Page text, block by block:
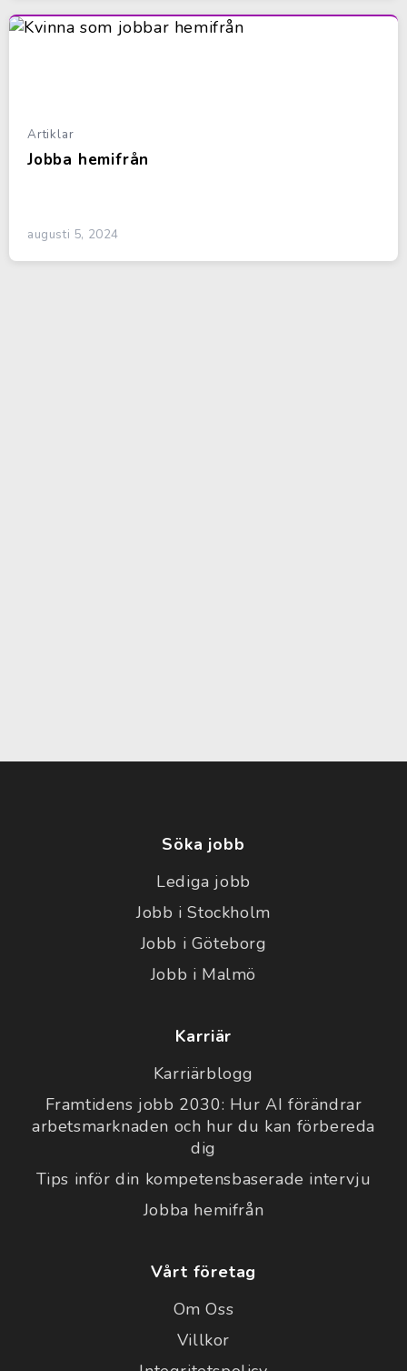
Artiklar
Jobba hemifrån
augusti 5, 2024
Söka jobb
Lediga jobb
Jobb i Stockholm
Jobb i Göteborg
Jobb i Malmö
Karriär
Karriärblogg
Framtidens jobb 2030: Hur AI förändrar
arbetsmarknaden och hur du kan förbereda
dig
Tips inför din kompetensbaserade intervju
Jobba hemifrån
Vårt företag
Om Oss
Villkor